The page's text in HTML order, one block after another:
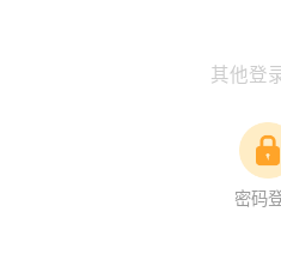
其他登
密码